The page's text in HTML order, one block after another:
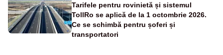
Tarifele pentru rovinietă și sistemul
TollRo se aplică de la 1 octombrie 2026.
Ce se schimbă pentru șoferi și
transportatori